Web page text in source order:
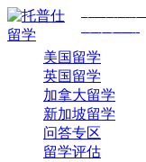
美国留学
英国留学
加拿大留学
新加坡留学
问答专区
留学评估